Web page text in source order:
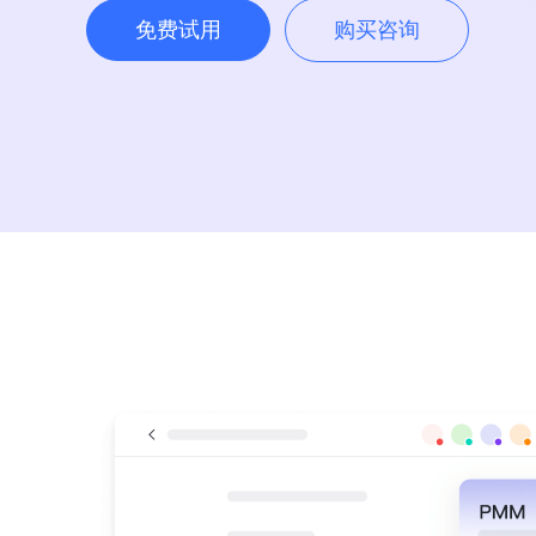
免费试用 购买咨询